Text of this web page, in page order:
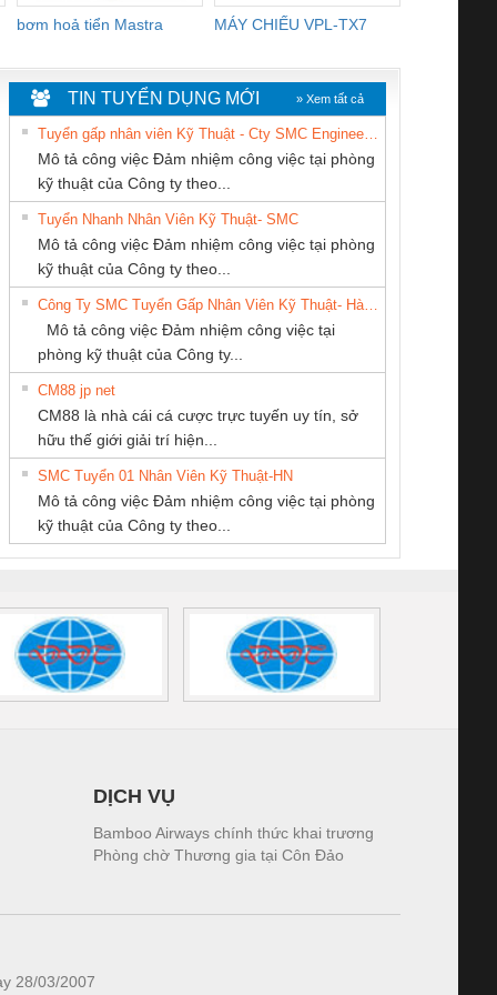
bơm hoả tiển Mastra MÁY CHIẾU VPL-TX7
An Toàn
Contact
– PSR-
SCP-
FSP/2X1/1X2
sát chuỗi
tấm pin
16I+
(2502520000)
Bộ giám sát chuỗi
tấm pin
TRANSCLINIC 16I+
1K5 L (2433950000)
Bộ giám sát dòng
TRANSCLINIC 16I+
(2008130000)
Bộ chỉnh lưu nguồn
điện TRANSCLINIC
BKE 1K5.4
(7791400879)2. Giá
Nẹp nhôm chống
trơn Đà Nẵng
TY TNHH
BỊ CÔNG
NIHON
VIỆT
Công Ty TNHH
Thiết Bị Điện Nam
Quốc Thịnh
Tan Dong Cang
TY CỔ
TỰ ĐỘNG
HƯNG
MEKONG MARINE
SUPPLY
ĐỘNG TIẾN
TIN TUYỂN DỤNG MỚI » Xem tất cả
Mô tả công việc Đảm nhiệm công việc tại phòng
kỹ thuật của Công ty theo...
Tuyển Nhanh Nhân Viên Kỹ Thuật- SMC
Mô tả công việc Đảm nhiệm công việc tại phòng
kỹ thuật của Công ty theo...
Mô tả công việc Đảm nhiệm công việc tại
phòng kỹ thuật của Công ty...
CM88 jp net
CM88 là nhà cái cá cược trực tuyến uy tín, sở
hữu thế giới giải trí hiện...
SMC Tuyển 01 Nhân Viên Kỹ Thuật-HN
Mô tả công việc Đảm nhiệm công việc tại phòng
kỹ thuật của Công ty theo...
DỊCH VỤ
Bamboo Airways chính thức khai trương
Phòng chờ Thương gia tại Côn Đảo
28/03/2007